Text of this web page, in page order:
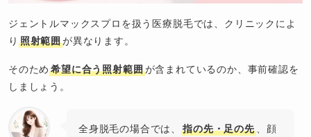
ジェントルマックスプロを扱う医療脱毛では、クリニックによ
り 照射範囲が異なります。
そのため希望に合う照射範囲が含まれているのか、事前確認を
しましょう。
全身脱毛の場合では、指の先・足の先、顔